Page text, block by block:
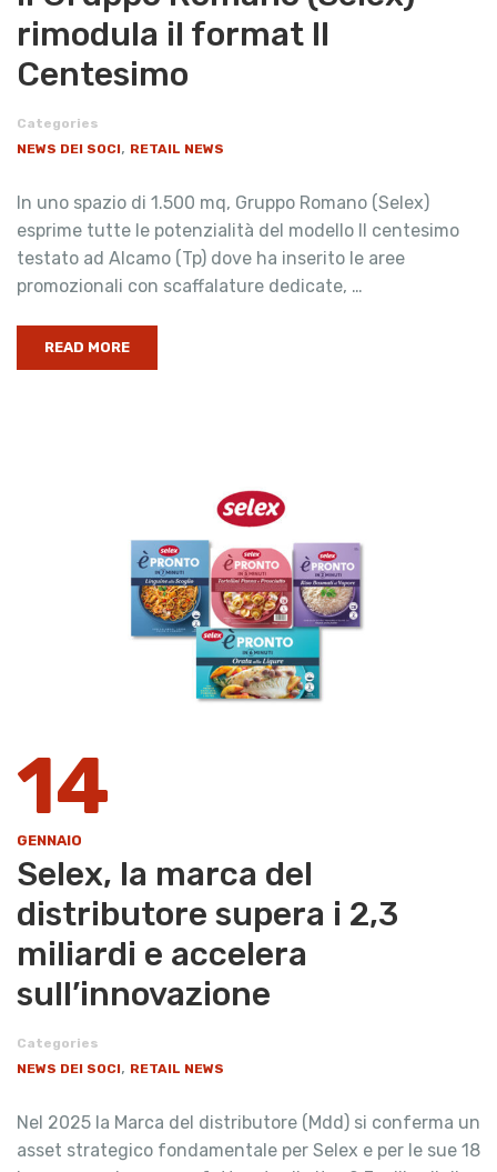
rimodula il format Il
Centesimo
Categories
NEWS DEI SOCI, RETAIL NEWS
In uno spazio di 1.500 mq, Gruppo Romano (Selex)
esprime tutte le potenzialità del modello Il centesimo
testato ad Alcamo (Tp) dove ha inserito le aree
promozionali con scaffalature dedicate, …
READ MORE
14
GENNAIO
Selex, la marca del
distributore supera i 2,3
miliardi e accelera
sull’innovazione
Categories
NEWS DEI SOCI, RETAIL NEWS
Nel 2025 la Marca del distributore (Mdd) si conferma un
asset strategico fondamentale per Selex e per le sue 18